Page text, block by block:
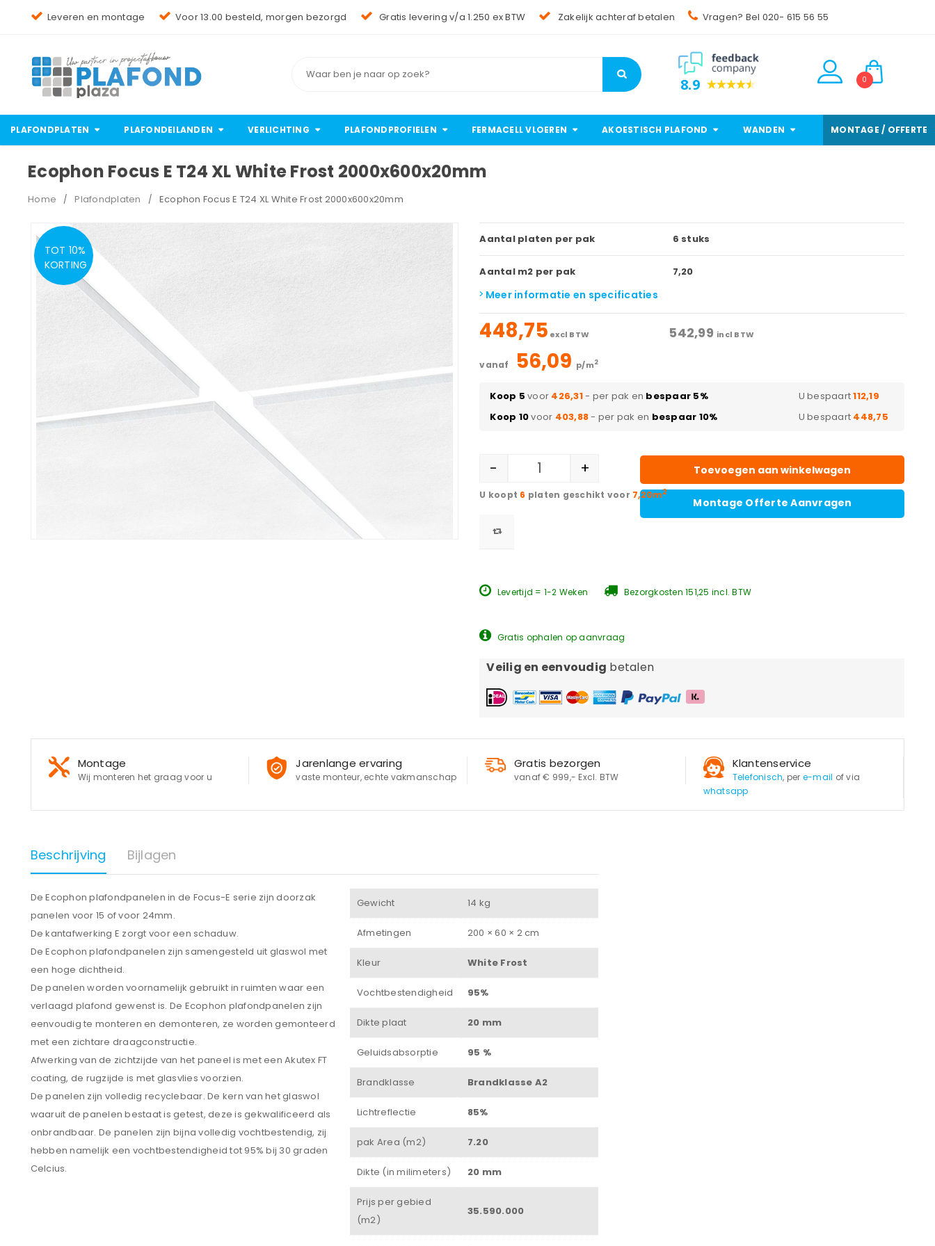
Wachtwoord
Onthouden
JE WACHTWOORD VERGETEN?
Leveren en montage Voor 13.00 besteld, morgen bezorgd Gratis levering v/a 1.250 ex BTW Zakelijk achteraf betalen Vragen? Bel 020- 615 56 55
8.9 0
PLAFONDPLATEN PLAFONDEILANDEN VERLICHTING PLAFONDPROFIELEN FERMACELL VLOEREN AKOESTISCH PLAFOND WANDEN MONTAGE / OFFERTE
Ecophon Focus E T24 XL White Frost 2000x600x20mm
Home / Plafondplaten / Ecophon Focus E T24 XL White Frost 2000x600x20mm
TOT 10%
KORTING
Aantal platen per pak 6 stuks
Aantal m2 per pak 7,20
Meer informatie en specificaties
448,75 excl BTW 542,99 incl BTW
vanaf 56,09 p/m2
Koop 5 voor 426,31- per pak en bespaar 5% U bespaart112,19
Koop 10voor 403,88- per pak en bespaar 10% U bespaart 448,75
- + Toevoegen aan winkelwagen
Montage Offerte Aanvragen
6 platen geschikt voor 7,20m2
Levertijd = 1-2 Weken Bezorgkosten 151,25 incl. BTW
Gratis ophalen op aanvraag
Veilig en eenvoudig betalen
Montage
Wij monteren het graag voor u
Jarenlange ervaring
vaste monteur, echte vakmanschap
Gratis bezorgen
vanaf € 999,- Excl. BTW
Klantenservice
Telefonisch, per e-mail of via
whatsapp
Beschrijving Bijlagen
De Ecophon plafondpanelen in de Focus-E serie zijn doorzak
panelen voor 15 of voor 24mm.
De kantafwerking E zorgt voor een schaduw.
De Ecophon plafondpanelen zijn samengesteld uit glaswol met
een hoge dichtheid.
De panelen worden voornamelijk gebruikt in ruimten waar een
verlaagd plafond gewenst is. De Ecophon plafondpanelen zijn
eenvoudig te monteren en demonteren, ze worden gemonteerd
met een zichtare draagconstructie.
Afwerking van de zichtzijde van het paneel is met een Akutex FT
coating, de rugzijde is met glasvlies voorzien.
De panelen zijn volledig recyclebaar. De kern van het glaswol
waaruit de panelen bestaat is getest, deze is gekwalificeerd als
onbrandbaar. De panelen zijn bijna volledig vochtbestendig, zij
hebben namelijk een vochtbestendigheid tot 95% bij 30 graden
Celcius.
Gewicht 14 kg
Afmetingen 200 × 60 × 2 cm
Kleur White Frost
Vochtbestendigheid 95%
Dikte plaat 20 mm
Geluidsabsorptie 95 %
Brandklasse Brandklasse A2
Lichtreflectie 85%
pak Area (m2) 7.20
Dikte (in milimeters) 20 mm
Prijs per gebied
(m2)
35.590.000